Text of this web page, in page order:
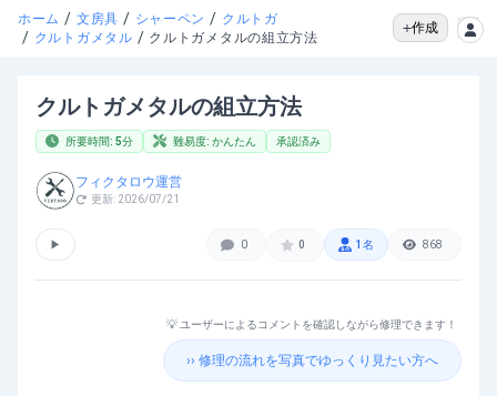
ホーム / 文房具 / シャーペン / クルトガ
/ クルトガメタル / クルトガメタルの組立方法
作成
クルトガメタルの組立方法
所要時間: 5分 難易度: かんたん 承認済み
フィクタロウ運営
更新: 2026/07/21
▶ 0 0 1 名 868
💡 ユーザーによるコメントを確認しながら修理できます！
›› 修理の流れを写真でゆっくり見たい方へ